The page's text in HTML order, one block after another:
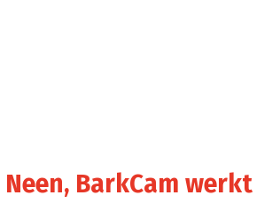
BarkCam werkt